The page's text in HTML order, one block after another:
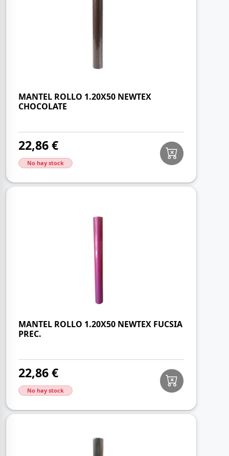
MANTEL ROLLO 1.20X50 NEWTEX
CHOCOLATE
22,86 €
No hay stock
MANTEL ROLLO 1.20X50 NEWTEX FUCSIA
PREC.
22,86 €
No hay stock